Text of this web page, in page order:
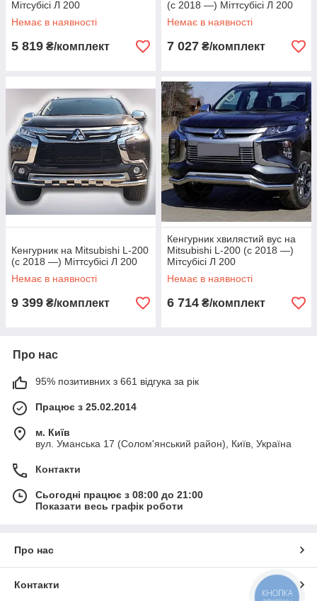
Мітсубісі Л 200
Немає в наявності
5 819 ₴/комплект
(c 2018 —) Міттсубісі Л 200
Немає в наявності
7 027 ₴/комплект
Кенгурник на Mitsubishi L-200
(c 2018 —) Міттсубісі Л 200
Немає в наявності
9 399 ₴/комплект
Кенгурник хвилястий вус на
Mitsubishi L-200 (c 2018 —)
Мітсубісі Л 200
Немає в наявності
6 714 ₴/комплект
Про нас
95% позитивних з 661 відгука за рік
Працює з 25.02.2014
м. Київ
вул. Уманська 17 (Солом'янський район), Київ, Україна
Контакти
Сьогодні працює з 08:00 до 21:00
Показати весь графік роботи
Про нас
Контакти
КНОПКА